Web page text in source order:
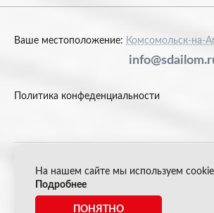
Ваше местоположение: Комсомольск-на-
Политика конфеденциальности
© 2026 Акрон Скрап
На нашем сайте мы используем
Подробнее
ПОНЯТНО